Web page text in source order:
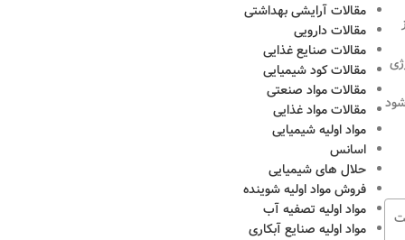
مقالات آرایشی بهداشتی
مقالات دارویی
مقالات صنایع غذایی
مقالات کود شیمیایی
مقالات مواد صنعتی
مقالات مواد غذایی
مواد اولیه شیمیایی
اسانس
حلال های شیمیایی
فروش مواد اولیه شوینده
مواد اولیه تصفیه آب
مواد اولیه صنایع آبکاری